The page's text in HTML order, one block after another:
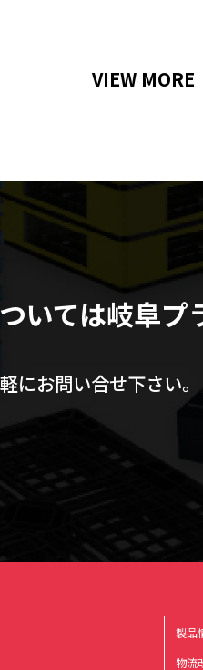
VIEW MORE
いては岐阜プ
にお問い合せ下さい。
製品
物流